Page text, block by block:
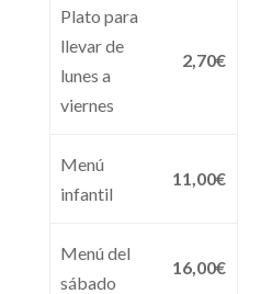
Plato para
llevar de
lunes a
viernes
2,70€
Menú
infantil
11,00€
Menú del
sábado
16,00€